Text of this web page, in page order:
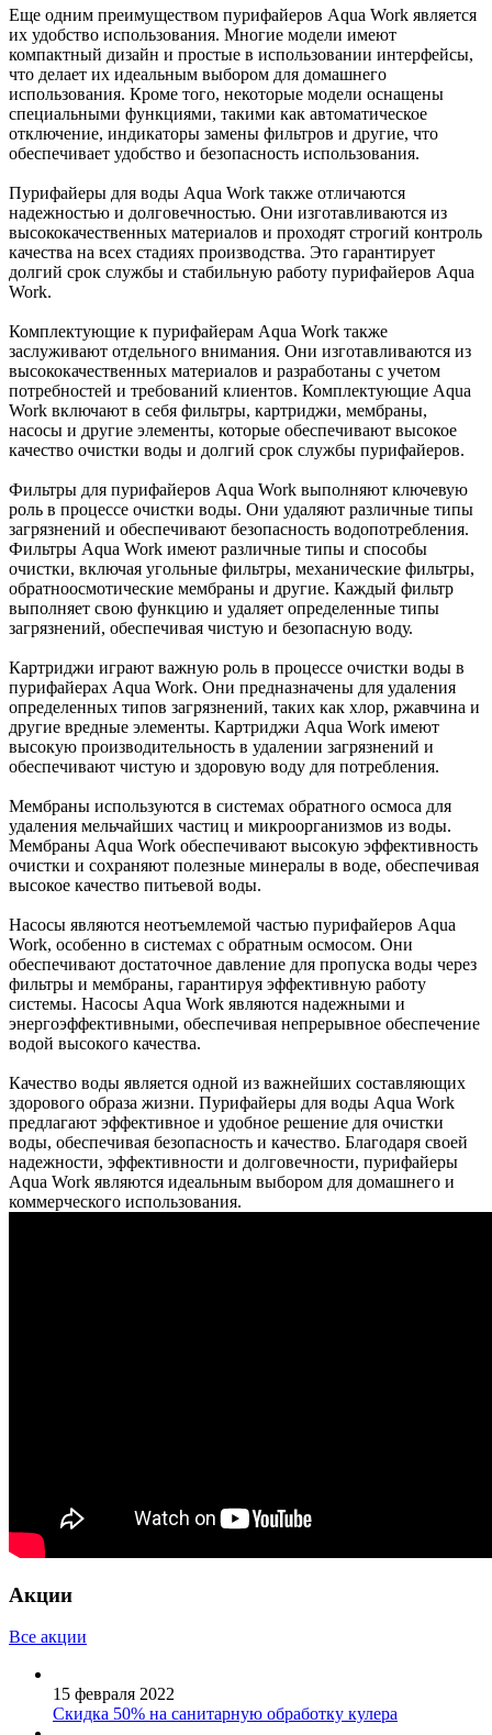
Еще одним преимуществом пурифайеров Aqua Work является
их удобство использования. Многие модели имеют
компактный дизайн и простые в использовании интерфейсы,
что делает их идеальным выбором для домашнего
использования. Кроме того, некоторые модели оснащены
специальными функциями, такими как автоматическое
отключение, индикаторы замены фильтров и другие, что
обеспечивает удобство и безопасность использования.
Пурифайеры для воды Aqua Work также отличаются
надежностью и долговечностью. Они изготавливаются из
высококачественных материалов и проходят строгий контроль
качества на всех стадиях производства. Это гарантирует
долгий срок службы и стабильную работу пурифайеров Aqua
Work.
Комплектующие к пурифайерам Aqua Work также
заслуживают отдельного внимания. Они изготавливаются из
высококачественных материалов и разработаны с учетом
потребностей и требований клиентов. Комплектующие Aqua
Work включают в себя фильтры, картриджи, мембраны,
насосы и другие элементы, которые обеспечивают высокое
качество очистки воды и долгий срок службы пурифайеров.
Фильтры для пурифайеров Aqua Work выполняют ключевую
роль в процессе очистки воды. Они удаляют различные типы
загрязнений и обеспечивают безопасность водопотребления.
Фильтры Aqua Work имеют различные типы и способы
очистки, включая угольные фильтры, механические фильтры,
обратноосмотические мембраны и другие. Каждый фильтр
выполняет свою функцию и удаляет определенные типы
загрязнений, обеспечивая чистую и безопасную воду.
Картриджи играют важную роль в процессе очистки воды в
пурифайерах Aqua Work. Они предназначены для удаления
определенных типов загрязнений, таких как хлор, ржавчина и
другие вредные элементы. Картриджи Aqua Work имеют
высокую производительность в удалении загрязнений и
обеспечивают чистую и здоровую воду для потребления.
Мембраны используются в системах обратного осмоса для
удаления мельчайших частиц и микроорганизмов из воды.
Мембраны Aqua Work обеспечивают высокую эффективность
очистки и сохраняют полезные минералы в воде, обеспечивая
высокое качество питьевой воды.
Насосы являются неотъемлемой частью пурифайеров Aqua
Work, особенно в системах с обратным осмосом. Они
обеспечивают достаточное давление для пропуска воды через
фильтры и мембраны, гарантируя эффективную работу
системы. Насосы Aqua Work являются надежными и
энергоэффективными, обеспечивая непрерывное обеспечение
водой высокого качества.
Качество воды является одной из важнейших составляющих
здорового образа жизни. Пурифайеры для воды Aqua Work
предлагают эффективное и удобное решение для очистки
воды, обеспечивая безопасность и качество. Благодаря своей
надежности, эффективности и долговечности, пурифайеры
Aqua Work являются идеальным выбором для домашнего и
коммерческого использования.
Акции
Все акции
15 февраля 2022
Скидка 50% на санитарную обработку кулера